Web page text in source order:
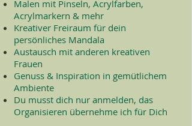
Malen mit Pinseln, Acrylfarben,
Acrylmarkern & mehr
Kreativer Freiraum für dein
persönliches Mandala
Austausch mit anderen kreativen
Frauen
Genuss & Inspiration in gemütlichem
Ambiente
Du musst dich nur anmelden, das
Organisieren übernehme ich für Dich